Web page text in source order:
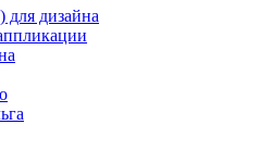
для дизайна